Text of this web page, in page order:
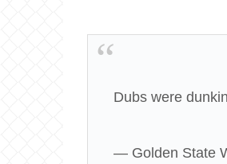
Dubs were
— Golden State